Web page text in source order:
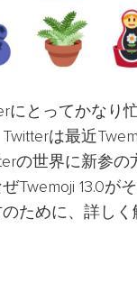
にとってかなり
は最近
の世界に新参の
Twemoji 13.0が
ために、詳しく